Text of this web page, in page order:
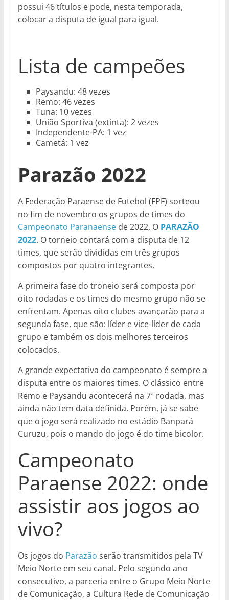
possui 46 títulos e pode, nesta temporada,
colocar a disputa de igual para igual.
Lista de campeões
Paysandu: 48 vezes
Remo: 46 vezes
Tuna: 10 vezes
União Sportiva (extinta): 2 vezes
Independente-PA: 1 vez
Cametá: 1 vez
Parazão 2022
A Federação Paraense de Futebol (FPF) sorteou
no fim de novembro os grupos de times do
Campeonato Paranaensede 2022, O PARAZÃO
2022. O torneio contará com a disputa de 12
times, que serão divididas em três grupos
compostos por quatro integrantes.
A primeira fase do troneio será composta por
oito rodadas e os times do mesmo grupo não se
enfrentam. Apenas oito clubes avançarão para a
segunda fase, que são: líder e vice-líder de cada
grupo e também os dois melhores terceiros
colocados.
A grande expectativa do campeonato é sempre a
disputa entre os maiores times. O clássico entre
Remo e Paysandu acontecerá na 7ª rodada, mas
ainda não tem data definida. Porém, já se sabe
que o jogo será realizado no estádio Banpará
Curuzu, pois o mando do jogo é do time bicolor.
Campeonato
Paraense 2022: onde
assistir aos jogos ao
vivo?
Os jogos do Parazão serão transmitidos pela TV
Meio Norte em seu canal. Pelo segundo ano
consecutivo, a parceria entre o Grupo Meio Norte
de Comunicação, a Cultura Rede de Comunicação